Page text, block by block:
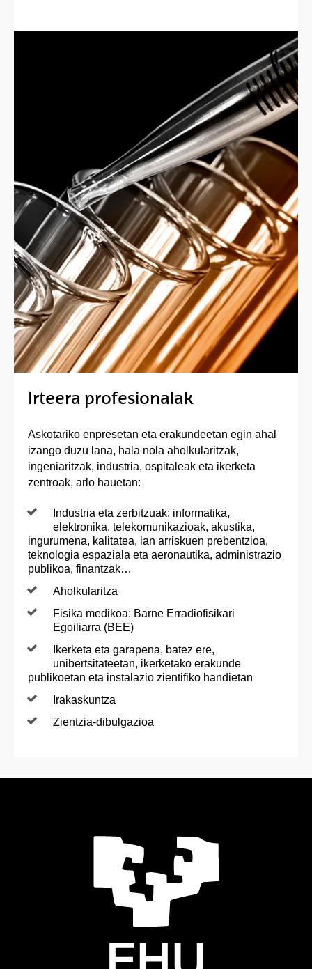
Irteera profesionalak
Askotariko enpresetan eta erakundeetan egin ahal
izango duzu lana, hala nola aholkularitzak,
ingeniaritzak, industria, ospitaleak eta ikerketa
zentroak, arlo hauetan:
Industria eta zerbitzuak: informatika,
elektronika, telekomunikazioak, akustika,
ingurumena, kalitatea, lan arriskuen prebentzioa,
teknologia espaziala eta aeronautika, administrazio
publikoa, finantzak…
Aholkularitza
Fisika medikoa: Barne Erradiofisikari
Egoiliarra (BEE)
Ikerketa eta garapena, batez ere,
unibertsitateetan, ikerketako erakunde
publikoetan eta instalazio zientifiko handietan
Irakaskuntza
Zientzia-dibulgazioa